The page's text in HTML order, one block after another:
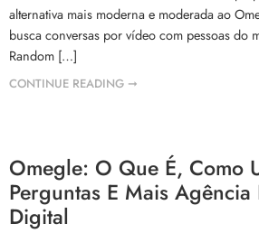
alternativa mais moderna e moderada ao
busca conversas por vídeo com pessoas do
Random […]
CONTINUE READING ➞
Omegle: O Que É, Como
Perguntas E Mais
Digital